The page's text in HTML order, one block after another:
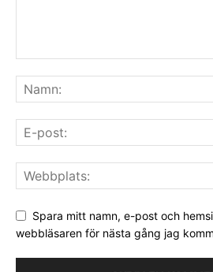
Spara mitt namn, e-post och
webbläsaren för nästa gång jag